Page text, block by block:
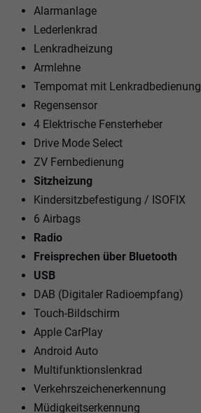
Alarmanlage
Lederlenkrad
Lenkradheizung
Armlehne
Tempomat mit Lenkradbedienung
Regensensor
4 Elektrische Fensterheber
Drive Mode Select
ZV Fernbedienung
Sitzheizung
Kindersitzbefestigung / ISOFIX
6 Airbags
Radio
Freisprechen über Bluetooth
USB
DAB (Digitaler Radioempfang)
Touch-Bildschirm
Apple CarPlay
Android Auto
Multifunktionslenkrad
Verkehrszeichenerkennung
Müdigkeitserkennung